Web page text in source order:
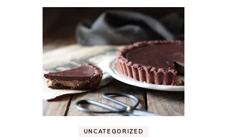
UNCATEGORIZED